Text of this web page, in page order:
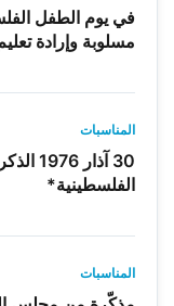
مسلوبة وإرادة
المناسبات
30
الفلسطينية*
المناسبات